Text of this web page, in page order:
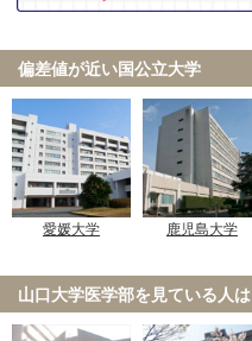
偏差値が近い国公立大学
愛媛大学 鹿児島大学
山口大学医学部を見ている人は